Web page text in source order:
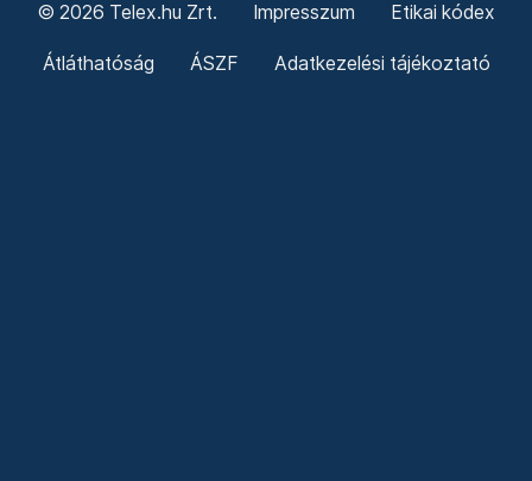
© 2026 Telex.hu Zrt. Impresszum Etikai kódex
Átláthatóság ÁSZF Adatkezelési tájékoztató